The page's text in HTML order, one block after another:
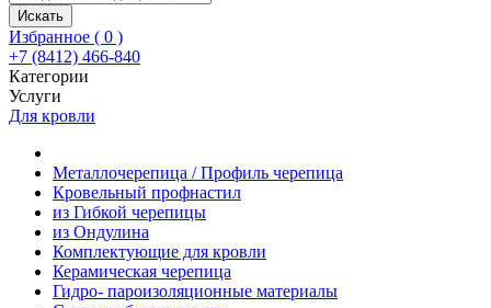
Искать
Избранное ( 0 )
+7 (8412) 466-840
Категории
Услуги
Для кровли
Металлочерепица / Профиль черепица
Кровельный профнастил
из Гибкой черепицы
из Ондулина
Комплектующие для кровли
Керамическая черепица
Гидро- пароизоляционные материалы